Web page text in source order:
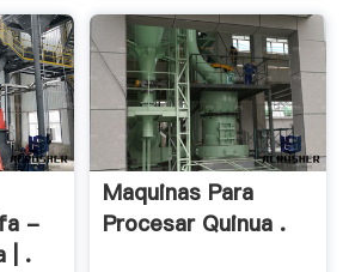
-
| .
Maquinas Para
Procesar Quinua .